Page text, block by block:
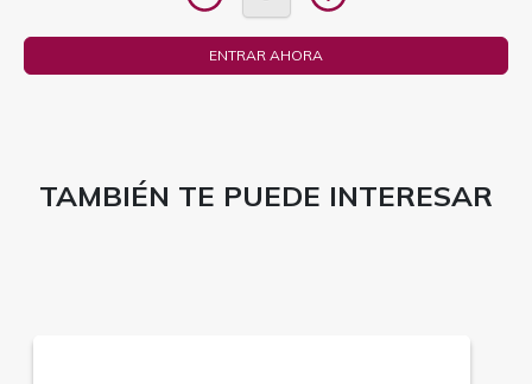
ENTRAR AHORA
TAMBIÉN TE PUEDE INTERESAR